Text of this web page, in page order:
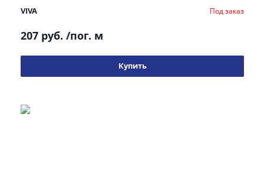
VIVA Под заказ
207 руб. /пог. м
Купить